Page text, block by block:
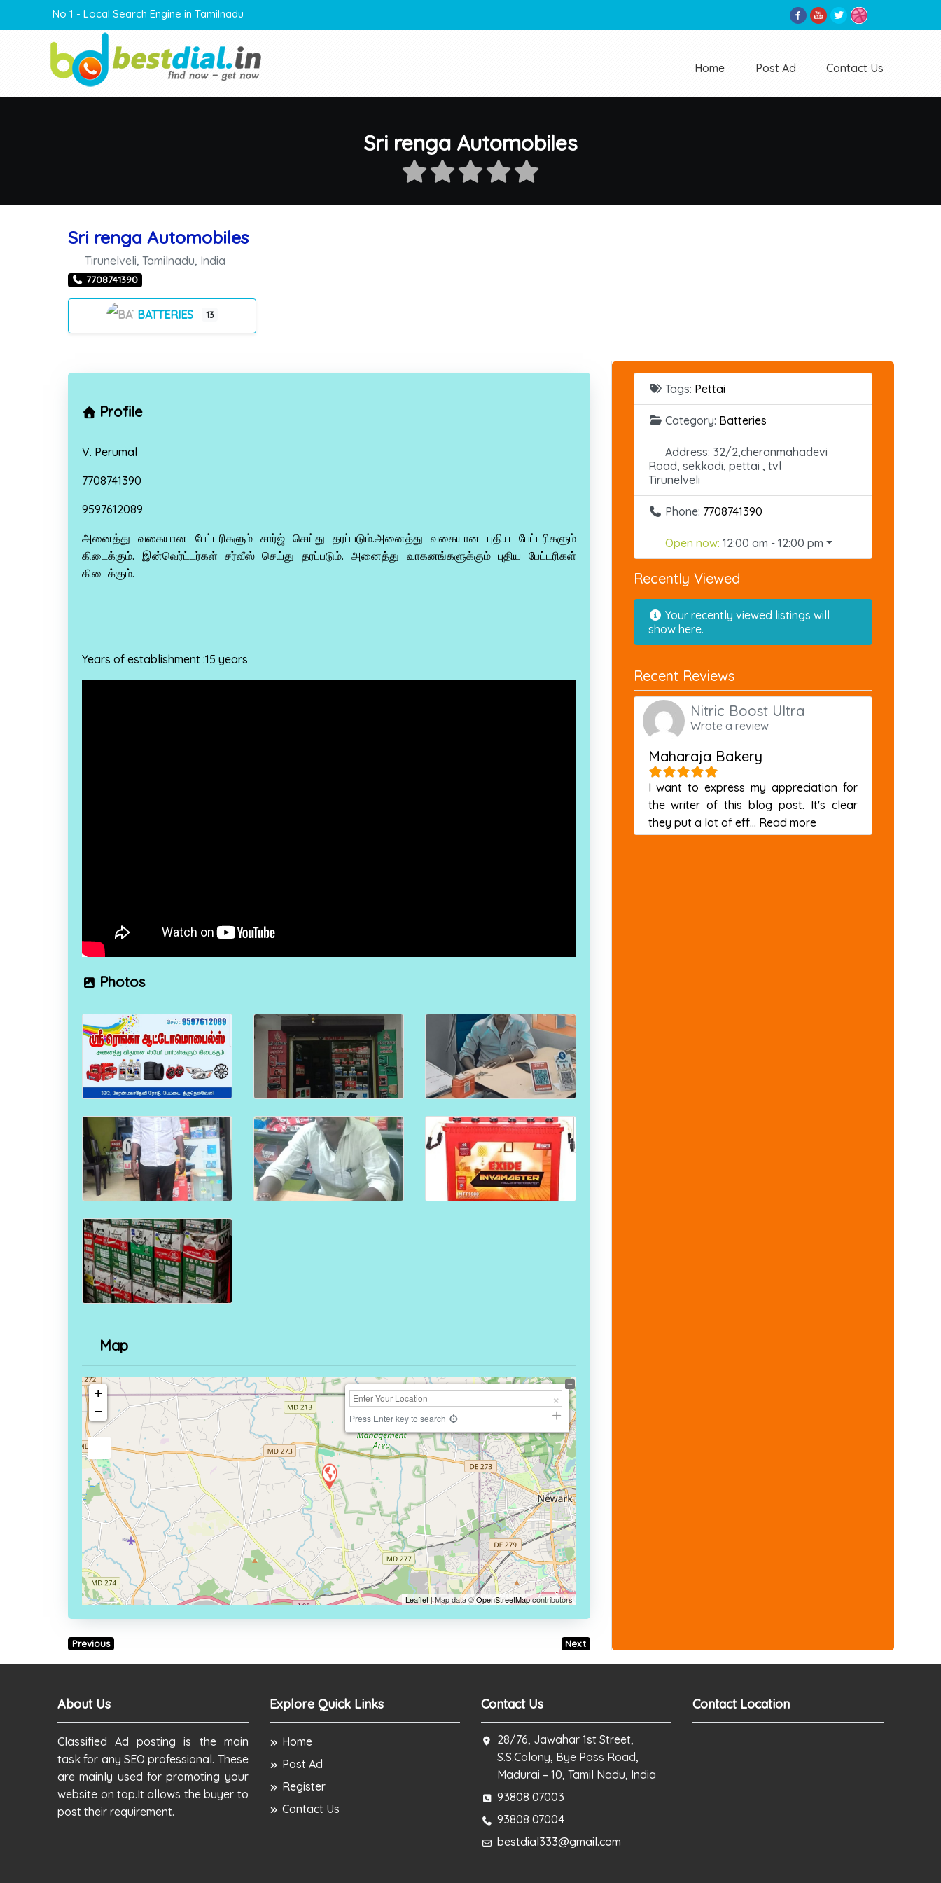
No 1 - Local Search Engine in Tamilnadu
Home Post Ad Contact Us
Sri renga Automobiles
Sri renga Automobiles
Tirunelveli ,Tamilnadu India
7708741390
BATTERIES 13
Profile
V. Perumal
7708741390
9597612089
அனைத்து வகையான பேட்டரிகளும் சார்ஜ் செய்து தரப்படும்.அனைத்து வகையான புதிய பேட்டரிகளும்
கிடைக்கும். இன்வெர்ட்டர்கள் சர்வீஸ் செய்து தரப்படும். அனைத்து வாகனங்களுக்கும் புதிய பேட்டரிகள்
கிடைக்கும்.
Years of establishment :15 years
Photos
Map
+
−
Press Enter key to search
Leaflet| Map data ©OpenStreetMapcontributors
Previous Next
Tags: Pettai
Category: Batteries
Address: 32/2,cheranmahadevi
Road, sekkadi, pettai , tvl
Tirunelveli
Phone: 7708741390
Open now: 12:00 am - 12:00 pm
Recently Viewed
Your recently viewed listings will
show here.
Recent Reviews
Nitric Boost Ultra
Wrote a review
Maharaja Bakery
I want to express my appreciation for
the writer of this blog post. It's clear
they put a lot of eff... Read moreabout this listing
About Us
Classified Ad posting is the main
task for any SEO professional. These
are mainly used for promoting your
website on top.It allows the buyer to
post their requirement.
Explore Quick Links
Home
Post Ad
Register
Contact Us
Contact Us
28/76, Jawahar 1st Street,
S.S.Colony, Bye Pass Road,
Madurai – 10, Tamil Nadu, India
93808 07003
93808 07004
bestdial333@gmail.com
Contact Location